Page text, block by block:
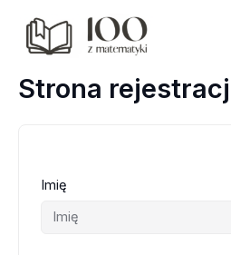
treści
Strona
Imię